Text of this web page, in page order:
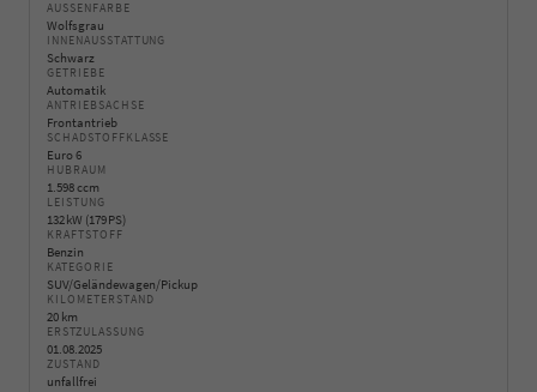
AUSSENFARBE
Wolfsgrau
INNENAUSSTATTUNG
Schwarz
GETRIEBE
Automatik
ANTRIEBSACHSE
Frontantrieb
SCHADSTOFFKLASSE
Euro 6
HUBRAUM
1.598 ccm
LEISTUNG
132 kW (179 PS)
KRAFTSTOFF
Benzin
KATEGORIE
SUV/Geländewagen/Pickup
KILOMETERSTAND
20 km
ERSTZULASSUNG
01.08.2025
ZUSTAND
unfallfrei